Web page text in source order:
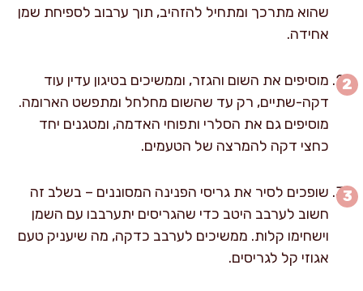
שהוא מתרכך ומתחיל להזהיב, תוך ערבוב לספיחת שמן
אחידה.
מוסיפים את השום והגזר, וממשיכים בטיגון עדין עוד
דקה-שתיים, רק עד שהשום מחלחל ומתפשט הארומה.
מוסיפים גם את הסלרי ותפוחי האדמה, ומטגנים יחד
כחצי דקה להמרצה של הטעמים.
שופכים לסיר את גריסי הפנינה המסוננים – בשלב זה
חשוב לערבב היטב כדי שהגריסים יתערבבו עם השמן
וישחימו קלות. ממשיכים לערבב כדקה, מה שיעניק טעם
אגוזי קל לגריסים.